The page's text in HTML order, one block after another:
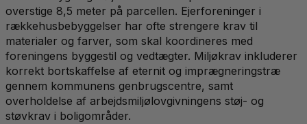
overstige 8,5 meter på parcellen. Ejerforeninger i
rækkehusbebyggelser har ofte strengere krav til
materialer og farver, som skal koordineres med
foreningens byggestil og vedtægter. Miljøkrav inkluderer
korrekt bortskaffelse af eternit og imprægneringstræ
gennem kommunens genbrugscentre, samt
overholdelse af arbejdsmiljølovgivningens støj- og
støvkrav i boligområder.